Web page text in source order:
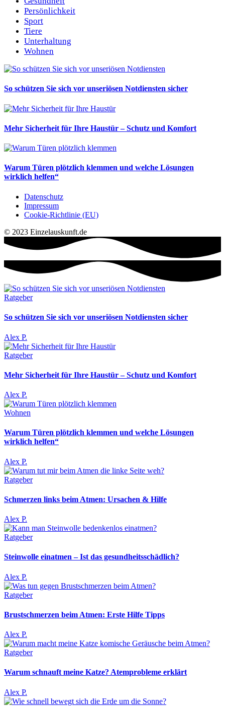
Persönlichkeit
Sport
Tiere
Unterhaltung
Wohnen
So schützen Sie sich vor unseriösen Notdiensten sicher
Mehr Sicherheit für Ihre Haustür – Schutz und Komfort
Warum Türen plötzlich klemmen und welche Lösungen
wirklich helfen“
Datenschutz
Impressum
Cookie-Richtlinie (EU)
© 2023 Einzelauskunft.de
Ratgeber
So schützen Sie sich vor unseriösen Notdiensten sicher
Alex P.
Ratgeber
Mehr Sicherheit für Ihre Haustür – Schutz und Komfort
Alex P.
Wohnen
Warum Türen plötzlich klemmen und welche Lösungen
wirklich helfen“
Alex P.
Ratgeber
Schmerzen links beim Atmen: Ursachen & Hilfe
Alex P.
Ratgeber
Steinwolle einatmen – Ist das gesundheitsschädlich?
Alex P.
Ratgeber
Brustschmerzen beim Atmen: Erste Hilfe Tipps
Alex P.
Ratgeber
Warum schnauft meine Katze? Atemprobleme erklärt
Alex P.